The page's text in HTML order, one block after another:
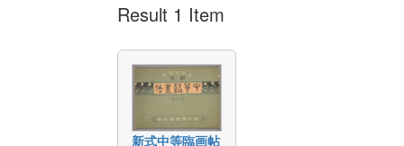
Result 1 Item
新式中等臨画帖